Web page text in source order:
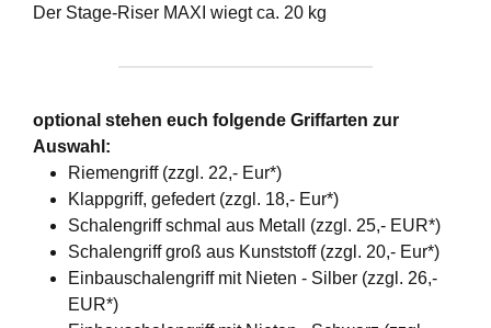
Der Stage-Riser MAXI wiegt ca. 20 kg
optional stehen euch folgende Griffarten zur
Auswahl:
Riemengriff (zzgl. 22,- Eur*)
Klappgriff, gefedert (zzgl. 18,- Eur*)
Schalengriff schmal aus Metall (zzgl. 25,- EUR*)
Schalengriff groß aus Kunststoff (zzgl. 20,- Eur*)
Einbauschalengriff mit Nieten - Silber (zzgl. 26,-
EUR*)